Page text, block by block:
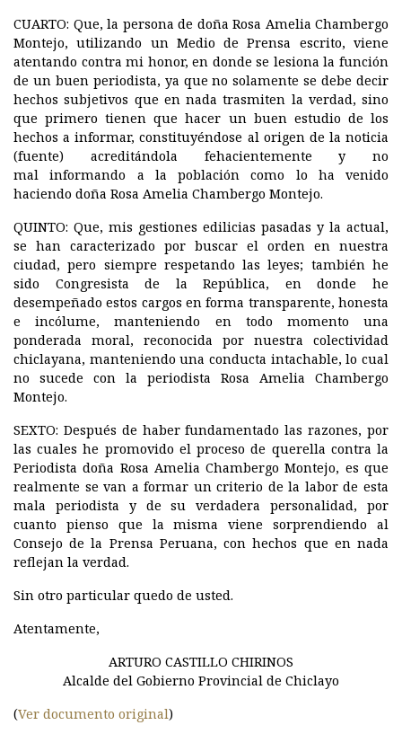
CUARTO: Que, la persona de doña Rosa Amelia Chambergo
Montejo, utilizando un Medio de Prensa escrito, viene
atentando contra mi honor, en donde se lesiona la función
de un buen periodista, ya que no solamente se debe decir
hechos subjetivos que en nada trasmiten la verdad, sino
que primero tienen que hacer un buen estudio de los
hechos a informar, constituyéndose al origen de la noticia
(fuente) acreditándola fehacientemente y no
mal informando a la población como lo ha venido
haciendo doña Rosa Amelia Chambergo Montejo.
QUINTO: Que, mis gestiones edilicias pasadas y la actual,
se han caracterizado por buscar el orden en nuestra
ciudad, pero siempre respetando las leyes; también he
sido Congresista de la República, en donde he
desempeñado estos cargos en forma transparente, honesta
e incólume, manteniendo en todo momento una
ponderada moral, reconocida por nuestra colectividad
chiclayana, manteniendo una conducta intachable, lo cual
no sucede con la periodista Rosa Amelia Chambergo
Montejo.
SEXTO: Después de haber fundamentado las razones, por
las cuales he promovido el proceso de querella contra la
Periodista doña Rosa Amelia Chambergo Montejo, es que
realmente se van a formar un criterio de la labor de esta
mala periodista y de su verdadera personalidad, por
cuanto pienso que la misma viene sorprendiendo al
Consejo de la Prensa Peruana, con hechos que en nada
reflejan la verdad.
Sin otro particular quedo de usted.
Atentamente,
ARTURO CASTILLO CHIRINOS
Alcalde del Gobierno Provincial de Chiclayo
(Ver documento original)